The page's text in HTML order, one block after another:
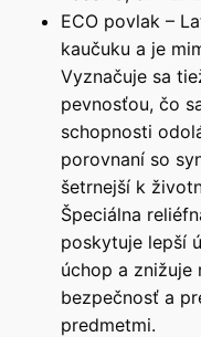
ECO povlak –
kaučuku a je
Vyznačuje sa
pevnosťou, čo
schopnosti
porovnaní so
šetrnejší k
Špeciálna
poskytuje lepší
úchop a znižuje
bezpečnosť a
predmetmi.